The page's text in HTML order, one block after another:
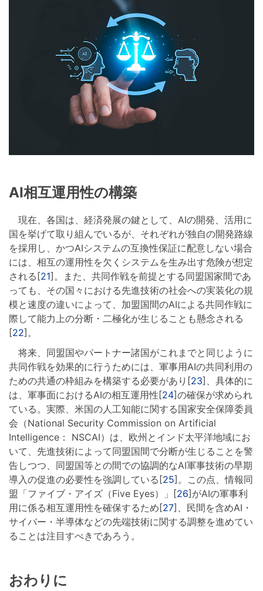
AI相互運用性の構築
現在、各国は、経済発展の鍵として、AIの開発、活用に
国を挙げて取り組んでいるが、それぞれが独自の開発路線
を採用し、かつAIシステムの互換性保証に配意しない場合
には、相互の運用性を欠くシステムを生み出す危険が想定
される[21]。また、共同作戦を前提とする同盟国家間であ
っても、その国々における先進技術の社会への実装化の規
模と速度の違いによって、加盟国間のAIによる共同作戦に
際して能力上の分断・二極化が生じることも懸念される
[22]。
将来、同盟国やパートナー諸国がこれまでと同じように
共同作戦を効果的に行うためには、軍事用AIの共同利用の
ための共通の枠組みを構築する必要があり[23]、具体的に
は、軍事面におけるAIの相互運用性[24]の確保が求められ
ている。実際、米国の人工知能に関する国家安全保障委員
会（National Security Commission on Artificial
Intelligence： NSCAI）は、欧州とインド太平洋地域にお
いて、先進技術によって同盟国間で分断が生じることを警
告しつつ、同盟国等との間での協調的なAI軍事技術の早期
導入の促進の必要性を強調している[25]。この点、情報同
盟「ファイブ・アイズ（Five Eyes）」[26]がAIの軍事利
用に係る相互運用性を確保するため[27]、民間を含めAI・
サイバー・半導体などの先端技術に関する調整を進めてい
ることは注目すべきであろう。
おわりに